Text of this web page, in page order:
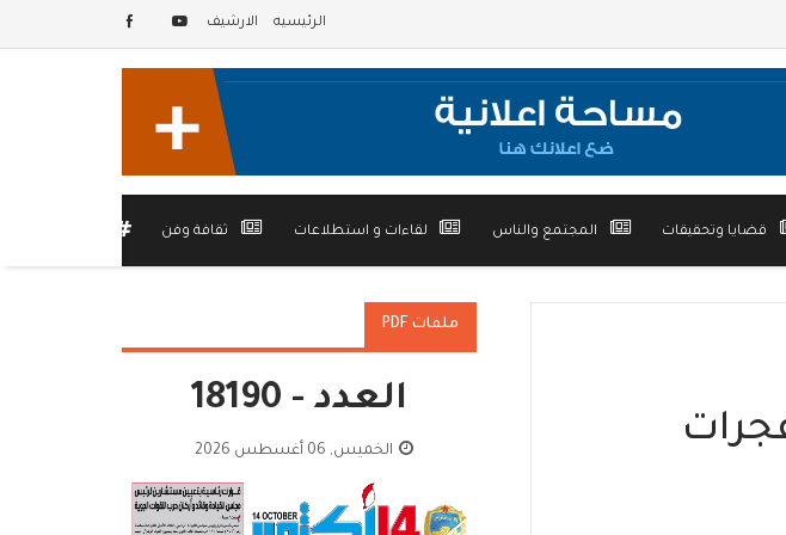
الرئيسيه الارشيف
قضايا وتحقيقات المجتمع والناس لقاءات و استطلاعات ثقافة وفن
ملفات PDF
العدد - 18190
الخميس, 06 أغسطس 2026